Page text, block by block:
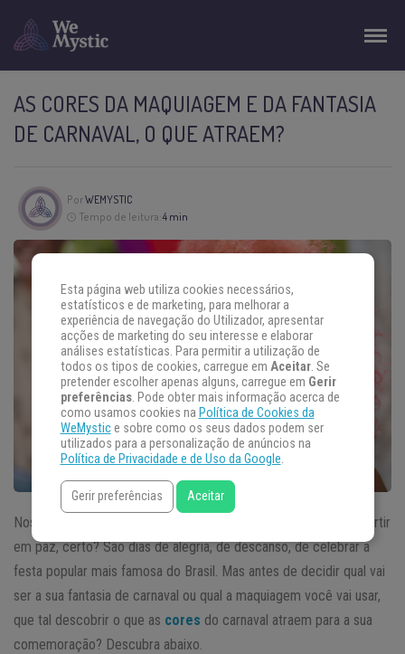
AS CORES DA MAQUIAGEM E DA FANTASIA
DE CARNAVAL, O QUE ATRAEM?
PorWEMYSTIC
Tempo de leitura:4 min
Nos dias de carnaval, só o que a gente quer é festejar e se divertir
em paz, certo? São dias de alegria, de descanso, de celebrar a
festa popular mais famosa do Brasil. Mas antes de decidir qual vai
ser a sua fantasia de carnaval ou qual a maquiagem você vai usar,
que tal descobrir o que as cores do carnaval atraem para a sua
comemoração? Descubra abaixo.
Esta página web utiliza cookies necessários,
estatísticos e de marketing, para melhorar a
experiência de navegação do Utilizador, apresentar
acções de marketing do seu interesse e elaborar
análises estatísticas. Para permitir a utilização de
todos os tipos de cookies, carregue em Aceitar. Se
pretender escolher apenas alguns, carregue em Gerir
preferências. Pode obter mais informação acerca de
como usamos cookies na Política de Cookies da
WeMystice sobre como os seus dados podem ser
utilizados para a personalização de anúncios na
Política de Privacidade e de Uso da Google.
Gerir preferências Aceitar